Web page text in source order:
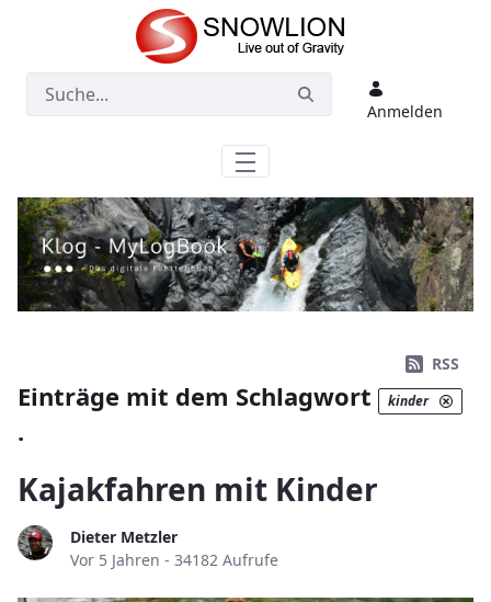
Zum Hauptinhalt springen
Anmelden
RSS
Einträge mit dem Schlagwort kinder
.
Kajakfahren mit Kinder
Dieter Metzler
Publikationsdatum
Vor 5 Jahren - 34182 Aufrufe